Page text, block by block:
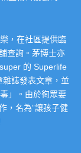
，在社區提供臨
查詢。茅博士亦
的 Superlife
誌發表文章，並
」。由於徇眾要
，名為”讓孩子健